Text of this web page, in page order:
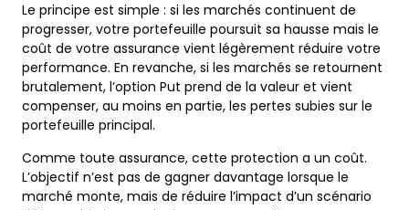
Le principe est simple : si les marchés continuent de
progresser, votre portefeuille poursuit sa hausse mais le
coût de votre assurance vient légèrement réduire votre
performance. En revanche, si les marchés se retournent
brutalement, l’option Put prend de la valeur et vient
compenser, au moins en partie, les pertes subies sur le
portefeuille principal.
Comme toute assurance, cette protection a un coût.
L’objectif n’est pas de gagner davantage lorsque le
marché monte, mais de réduire l’impact d’un scénario